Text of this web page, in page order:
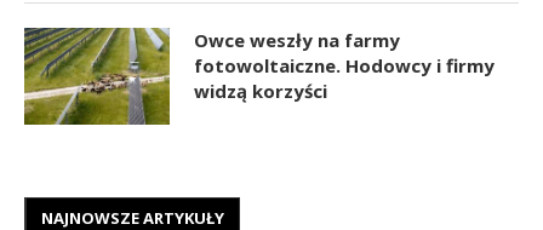
Owce weszły na farmy
fotowoltaiczne. Hodowcy i firmy
widzą korzyści
NAJNOWSZE ARTYKUŁY